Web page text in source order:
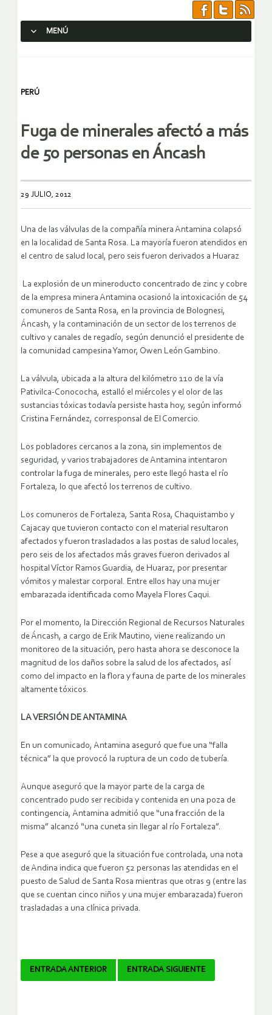
MENÚ
PERÚ
Fuga de minerales afectó a más
de 50 personas en Áncash
29 JULIO, 2012
Una de las válvulas de la compañía minera Antamina colapsó
en la localidad de Santa Rosa. La mayoría fueron atendidos en
el centro de salud local, pero seis fueron derivados a Huaraz
La explosión de un mineroducto concentrado de zinc y cobre
de la empresa minera Antamina ocasionó la intoxicación de 54
comuneros de Santa Rosa, en la provincia de Bolognesi,
Áncash, y la contaminación de un sector de los terrenos de
cultivo y canales de regadío, según denunció el presidente de
la comunidad campesina Yamor, Owen León Gambino.
La válvula, ubicada a la altura del kilómetro 110 de la vía
Pativilca-Conococha, estalló el miércoles y el olor de las
sustancias tóxicas todavía persiste hasta hoy, según informó
Cristina Fernández, corresponsal de El Comercio.
Los pobladores cercanos a la zona, sin implementos de
seguridad, y varios trabajadores de Antamina intentaron
controlar la fuga de minerales, pero este llegó hasta el río
Fortaleza, lo que afectó los terrenos de cultivo.
Los comuneros de Fortaleza, Santa Rosa, Chaquistambo y
Cajacay que tuvieron contacto con el material resultaron
afectados y fueron trasladados a las postas de salud locales,
pero seis de los afectados más graves fueron derivados al
hospital Víctor Ramos Guardia, de Huaraz, por presentar
vómitos y malestar corporal. Entre ellos hay una mujer
embarazada identificada como Mayela Flores Caqui.
Por el momento, la Dirección Regional de Recursos Naturales
de Áncash, a cargo de Erik Mautino, viene realizando un
monitoreo de la situación, pero hasta ahora se desconoce la
magnitud de los daños sobre la salud de los afectados, así
como del impacto en la flora y fauna de parte de los minerales
altamente tóxicos.
LA VERSIÓN DE ANTAMINA
En un comunicado, Antamina aseguró que fue una “falla
técnica” la que provocó la ruptura de un codo de tubería.
Aunque aseguró que la mayor parte de la carga de
concentrado pudo ser recibida y contenida en una poza de
contingencia, Antamina admitió que “una fracción de la
misma” alcanzó “una cuneta sin llegar al río Fortaleza”.
Pese a que aseguró que la situación fue controlada, una nota
de Andina indica que fueron 52 personas las atendidas en el
puesto de Salud de Santa Rosa mientras que otras 9 (entre las
que se cuentan cinco niños y una mujer embarazada) fueron
trasladadas a una clínica privada.
Navegador
ENTRADA ANTERIOR ENTRADA SIGUIENTE